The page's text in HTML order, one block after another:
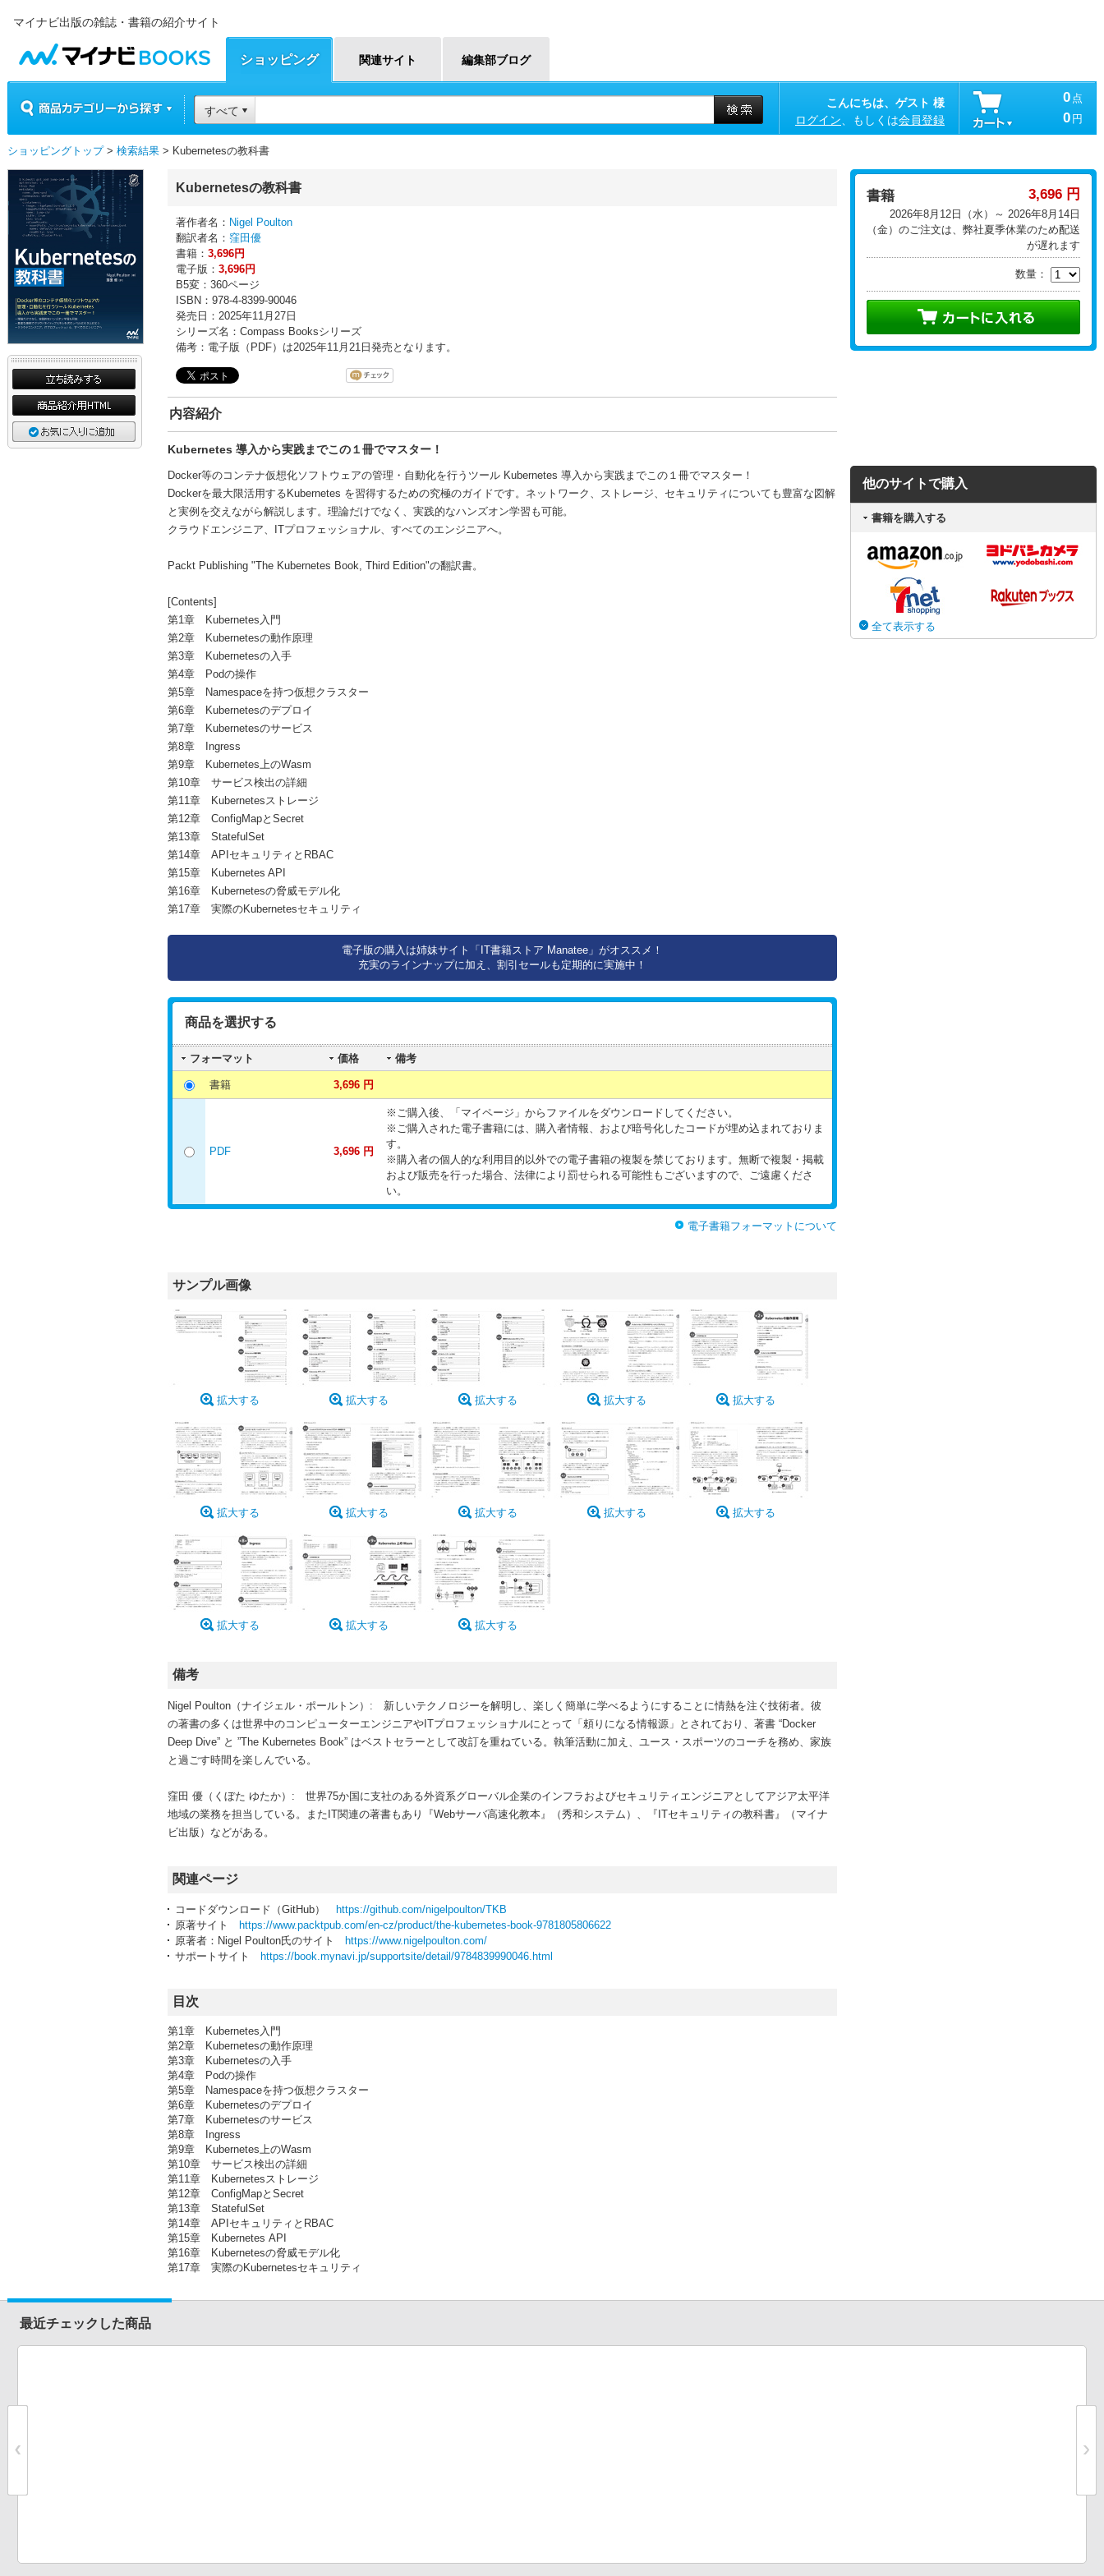
マイナビ出版の雑誌・書籍の紹介サイト
マイナビBOOKS
ショッピング 関連サイト 編集部ブログ
すべて
こんにちは、ゲスト 様
ログイン 、もしくは会員登録
0 点
0 円
ショッピングトップ> 検索結果 > Kubernetesの教科書
Kubernetesの教科書
著作者名： Nigel Poulton
翻訳者名： 窪田優
書籍： 3,696円
電子版： 3,696円
B5変：360ページ
ISBN：978-4-8399-90046
発売日：2025年11月27日
シリーズ名：Compass Booksシリーズ
備考：電子版（PDF）は2025年11月21日発売となります。
内容紹介
Kubernetes 導入から実践までこの１冊でマスター！
Docker等のコンテナ仮想化ソフトウェアの管理・自動化を行うツール Kubernetes 導入から実践までこの１冊でマスター！
Dockerを最大限活用するKubernetes を習得するための究極のガイドです。ネットワーク、ストレージ、セキュリティについても豊富な図解
と実例を交えながら解説します。理論だけでなく、実践的なハンズオン学習も可能。
クラウドエンジニア、ITプロフェッショナル、すべてのエンジニアへ。
Packt Publishing "The Kubernetes Book, Third Edition"の翻訳書。
[Contents]
第1章 Kubernetes入門
第2章 Kubernetesの動作原理
第3章 Kubernetesの入手
第4章 Podの操作
第5章 Namespaceを持つ仮想クラスター
第6章 Kubernetesのデプロイ
第7章 Kubernetesのサービス
第8章 Ingress
第9章 Kubernetes上のWasm
第10章 サービス検出の詳細
第11章 Kubernetesストレージ
第12章 ConfigMapとSecret
第13章 StatefulSet
第14章 APIセキュリティとRBAC
第15章 Kubernetes API
第16章 Kubernetesの脅威モデル化
第17章 実際のKubernetesセキュリティ
電子版の購入は姉妹サイト「IT書籍ストア Manatee」がオススメ！
充実のラインナップに加え、割引セールも定期的に実施中！
商品を選択する
フォーマット 価格 備考
書籍 3,696 円
PDF 3,696 円
※ご購入後、「マイページ」からファイルをダウンロードしてください。
※ご購入された電子書籍には、購入者情報、および暗号化したコードが埋め込まれておりま
す。
※購入者の個人的な利用目的以外での電子書籍の複製を禁じております。無断で複製・掲載
および販売を行った場合、法律により罰せられる可能性もございますので、ご遠慮くださ
い。
電子書籍フォーマットについて
サンプル画像
拡大する 拡大する 拡大する 拡大する 拡大する
拡大する 拡大する 拡大する 拡大する 拡大する
拡大する 拡大する 拡大する
備考
Nigel Poulton（ナイジェル・ポールトン）: 新しいテクノロジーを解明し、楽しく簡単に学べるようにすることに情熱を注ぐ技術者。彼
の著書の多くは世界中のコンピューターエンジニアやITプロフェッショナルにとって「頼りになる情報源」とされており、著書 “Docker
Deep Dive” と ”The Kubernetes Book” はベストセラーとして改訂を重ねている。執筆活動に加え、ユース・スポーツのコーチを務め、家族
と過ごす時間を楽しんでいる。
窪田 優（くぼた ゆたか）: 世界75か国に支社のある外資系グローバル企業のインフラおよびセキュリティエンジニアとしてアジア太平洋
地域の業務を担当している。またIT関連の著書もあり『Webサーバ高速化教本』（秀和システム）、『ITセキュリティの教科書』（マイナ
ビ出版）などがある。
関連ページ
コードダウンロード（GitHub）
https://github.com/nigelpoulton/TKB
原著サイト
https://www.packtpub.com/en-cz/product/the-kubernetes-book-9781805806622
原著者：Nigel Poulton氏のサイト
https://www.nigelpoulton.com/
サポートサイト
https://book.mynavi.jp/supportsite/detail/9784839990046.html
目次
第1章 Kubernetes入門
第2章 Kubernetesの動作原理
第3章 Kubernetesの入手
第4章 Podの操作
第5章 Namespaceを持つ仮想クラスター
第6章 Kubernetesのデプロイ
第7章 Kubernetesのサービス
第8章 Ingress
第9章 Kubernetes上のWasm
第10章 サービス検出の詳細
第11章 Kubernetesストレージ
第12章 ConfigMapとSecret
第13章 StatefulSet
第14章 APIセキュリティとRBAC
第15章 Kubernetes API
第16章 Kubernetesの脅威モデル化
第17章 実際のKubernetesセキュリティ
書籍 3,696 円
2026年8月12日（水）～ 2026年8月14日
（金）のご注文は、弊社夏季休業のため配送
が遅れます
数量：
他のサイトで購入
書籍を購入する
全て表示する
最近チェックした商品